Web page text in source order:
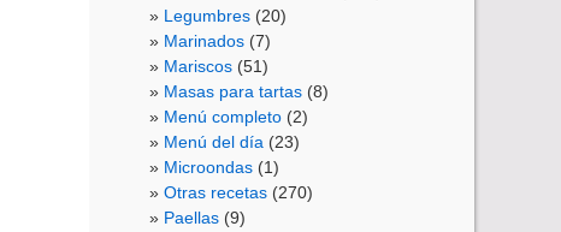
Legumbres (20)
Marinados (7)
Mariscos (51)
Masas para tartas (8)
Menú completo (2)
Menú del día (23)
Microondas (1)
Otras recetas (270)
Paellas (9)